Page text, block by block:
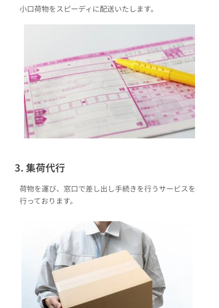
小口荷物をスピーディに配送いたします。
3. 集荷代行
荷物を運び、窓口で差し出し手続きを行うサービスを
行っております。